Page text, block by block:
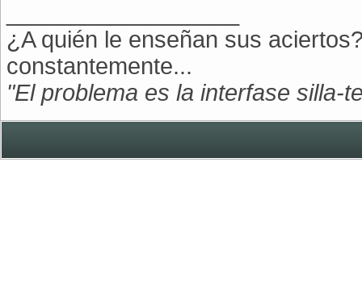
¿A quién le enseñan sus
constantemente...
"El problema es la interfase silla-